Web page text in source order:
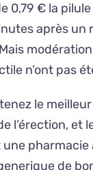
0,79 € la
après un
n’ont pas
le
l’érection,
pharmacie
de